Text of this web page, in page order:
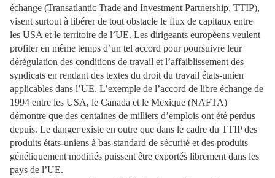
échange (Transatlantic Trade and Investment Partnership, TTIP),
visent surtout à libérer de tout obstacle le flux de capitaux entre
les USA et le territoire de l’UE. Les dirigeants européens veulent
profiter en même temps d’un tel accord pour poursuivre leur
dérégulation des conditions de travail et l’affaiblissement des
syndicats en rendant des textes du droit du travail états-unien
applicables dans l’UE. L’exemple de l’accord de libre échange de
1994 entre les USA, le Canada et le Mexique (NAFTA)
démontre que des centaines de milliers d’emplois ont été perdus
depuis. Le danger existe en outre que dans le cadre du TTIP des
produits états-uniens à bas standard de sécurité et des produits
génétiquement modifiés puissent être exportés librement dans les
pays de l’UE.